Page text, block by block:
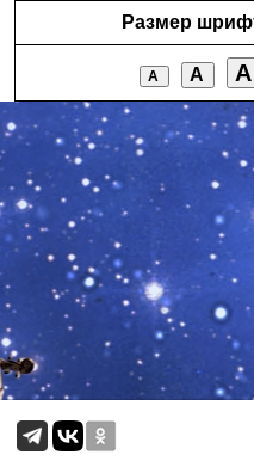
Размер
А А А